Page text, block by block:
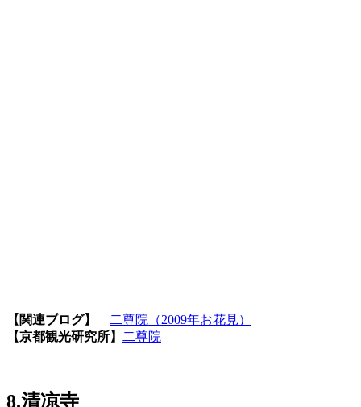
【関連ブログ】
二尊院（2009年お花見）
【京都観光研究所】
二尊院
8.清凉寺